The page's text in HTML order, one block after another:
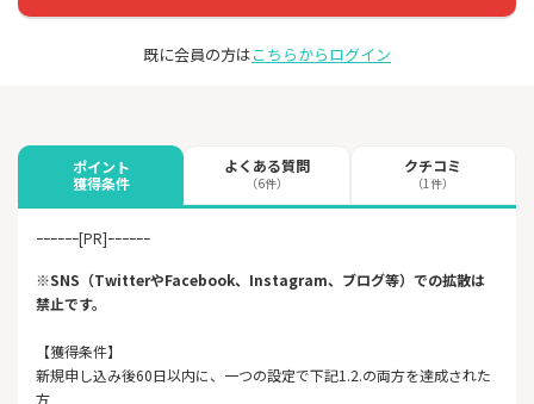
既に会員の方はこちらからログイン
ポイント
獲得条件
よくある質問
（6件）
クチコミ
（1件）
ｰｰｰｰｰｰ[PR]ｰｰｰｰｰｰ
※SNS（TwitterやFacebook、Instagram、ブログ等）での拡散は
禁止です。
【獲得条件】
新規申し込み後60日以内に、一つの設定で下記1.2.の両方を達成された
方